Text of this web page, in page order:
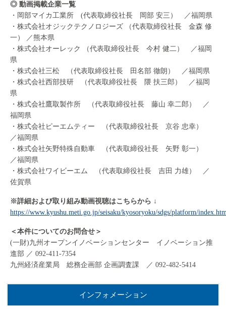
◎ 動画掲載企業一覧
・岡部マイカ工業所 (代表取締役社長 岡部 安三） ／福岡県
・株式会社オジックテクノロジーズ （代表取締役社長 金森 修
一） ／熊本県
・株式会社オーレック （代表取締役社長 今村 健二） ／福岡
県
・株式会社三松 （代表取締役社長 田名部 徹朗） ／福岡県
・株式会社西部技研 （代表取締役社長 隈 扶三郎） ／福岡
県
・株式会社鷹取製作所 （代表取締役社長 藤山 幸二郎） ／
福岡県
・株式会社ピーエムティー （代表取締役社長 京谷 忠幸）
／福岡県
・株式会社矢野特殊自動車 （代表取締役社長 矢野 彰一）
／福岡県
・株式会社ワイビーエム （代表取締役社長 吉田 力雄） ／
佐賀県
※詳細および取り組み動画視聴はこちらから ↓
https://www.kyushu.meti.go.jp/seisaku/kyosoryoku/sdgs/platform/
＜本件についてのお問合せ＞
(一財)九州オープンイノベーションセンター イノベーション推
進部 ／ 092-411-7354
九州経済産業局 総務企画部 企画調査課 ／ 092-482-5414
インフォメーション